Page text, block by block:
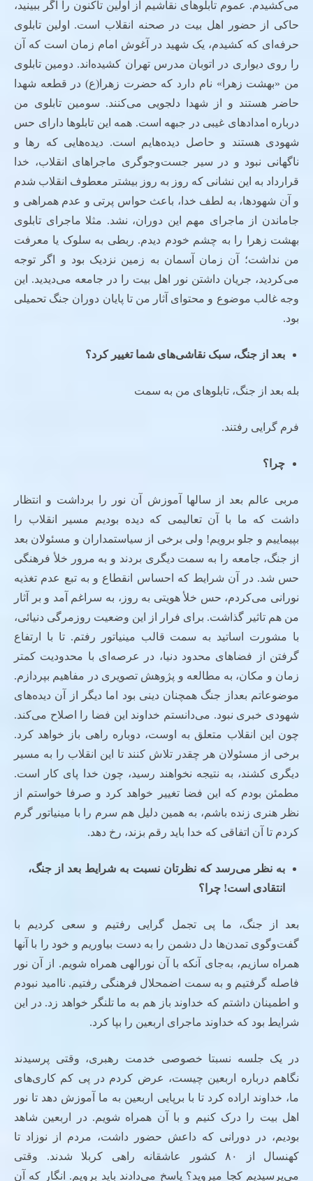
می‌کشیدم. عموم تابلوهای نقاشیم از اولین تاکنون را اگر ببینید،
حاکی از حضور اهل بیت در صحنه انقلاب است. اولین تابلوی
حرفه‌ای که کشیدم، یک شهید در آغوش امام زمان است که آن
را روی دیواری در اتوبان مدرس تهران کشیده‌اند. دومین تابلوی
من «بهشت زهرا» نام دارد که حضرت زهرا(ع) در قطعه شهدا
حاضر هستند و از شهدا دلجویی می‌کنند. سومین تابلوی من
درباره امدادهای غیبی در جبهه است. همه این تابلوها دارای حس
شهودی هستند و حاصل دیده‌هایم است. دیده‌هایی که رها و
ناگهانی نبود و در سیر جست‌وجوگری ماجراهای انقلاب، خدا
قرارداد به این نشانی که روز به روز بیشتر معطوف انقلاب شدم
و آن شهودها، به لطف خدا، باعث حواس پرتی و عدم همراهی و
جاماندن از ماجرای مهم این دوران، نشد. مثلا ماجرای تابلوی
بهشت زهرا را به چشم خودم دیدم. ربطی به سلوک یا معرفت
من نداشت؛ آن زمان آسمان به زمین نزدیک بود و اگر توجه
می‌کردید، جریان داشتن نور اهل بیت را در جامعه می‌دیدید. این
وجه غالب موضوع و محتوای آثار من تا پایان دوران جنگ تحمیلی
بود.
بعد از جنگ، سبک نقاشی‌های شما تغییر کرد؟
بله بعد از جنگ، تابلوهای من به سمت
فرم گرایی رفتند.
چرا؟
مربی عالم بعد از سالها آموزش آن نور را برداشت و انتظار
داشت که ما با آن تعالیمی که دیده بودیم مسیر انقلاب را
بپیماییم و جلو برویم! ولی برخی از سیاستمداران و مسئولان بعد
از جنگ، جامعه را به سمت دیگری بردند و به مرور خلأ فرهنگی
حس شد. در آن شرایط که احساس انقطاع و به تبع عدم تغذیه
نورانی می‌کردم، حس خلأ هویتی به روز، به سراغم آمد و بر آثار
من هم تاثیر گذاشت. برای فرار از این وضعیت روزمرگی دنیائی،
با مشورت اساتید به سمت قالب مینیاتور رفتم. تا با ارتفاع
گرفتن از فضاهای محدود دنیا، در عرصه‌ای با محدودیت کمتر
زمان و مکان، به مطالعه و پژوهش تصویری در مفاهیم بپردازم.
موضوعاتم بعداز جنگ همچنان دینی بود اما دیگر از آن دیده‌های
شهودی خبری نبود. می‌دانستم خداوند این فضا را اصلاح می‌کند.
چون این انقلاب متعلق به اوست، دوباره راهی باز خواهد کرد.
برخی از مسئولان هر چقدر تلاش کنند تا این انقلاب را به مسیر
دیگری کشند، به نتیجه نخواهند رسید، چون خدا پای کار است.
مطمئن بودم که این فضا تغییر خواهد کرد و صرفا خواستم از
نظر هنری زنده باشم، به همین دلیل هم سرم را با مینیاتور گرم
کردم تا آن اتفاقی که خدا باید رقم بزند، رخ دهد.
به نظر می‌رسد که نظرتان نسبت به شرایط بعد از جنگ،
انتقادی است! چرا؟
بعد از جنگ، ما پی تجمل گرایی رفتیم و سعی کردیم با
گفت‌وگوی تمدن‌ها دل دشمن را به دست بیاوریم و خود را با آنها
همراه سازیم، به‌جای آنکه با آن نورالهی همراه شویم. از آن نور
فاصله گرفتیم و به سمت اضمحلال فرهنگی رفتیم. ناامید نبودم
و اطمینان داشتم که خداوند باز هم به ما تلنگر خواهد زد. در این
شرایط بود که خداوند ماجرای اربعین را بپا کرد.
در یک جلسه نسبتا خصوصی خدمت رهبری، وقتی پرسیدند
نگاهم درباره اربعین چیست، عرض کردم در پی کم کاری‌های
ما، خداوند اراده کرد تا با برپایی اربعین به ما آموزش دهد تا نور
اهل بیت را درک کنیم و با آن همراه شویم. در اربعین شاهد
بودیم، در دورانی که داعش حضور داشت، مردم از نوزاد تا
کهنسال از ۸۰ کشور عاشقانه راهی کربلا شدند. وقتی
می‌پرسیدیم کجا میروید؟ پاسخ می‌دادند باید برویم. انگار که آن